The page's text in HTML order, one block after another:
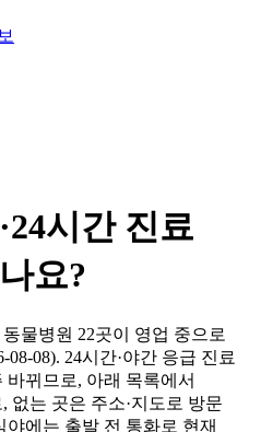
시간 진료
요?
물병원 22곳이 영업 중으로
08). 24시간·야간 응급 진료
뀌므로, 아래 목록에서
없는 곳은 주소·지도로 방문
에는 출발 전 통화로 현재